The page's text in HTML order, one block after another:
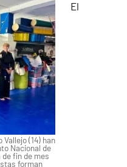
Vallejo (14) han
Nacional de
fin de mes
forman
El